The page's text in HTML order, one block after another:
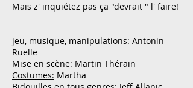
Mais z' inquiétez pas ça "devrait " l' faire!
jeu, musique, manipulations: Antonin
Ruelle
Mise en scène: Martin Thérain
Costumes: Martha